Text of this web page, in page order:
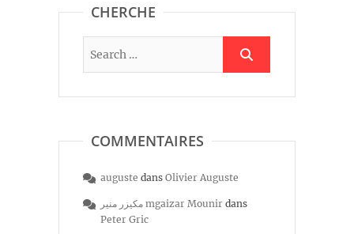
CHERCHE
COMMENTAIRES
auguste dans Olivier Auguste
مكيزر منير mgaizar Mounir dans
Peter Gric